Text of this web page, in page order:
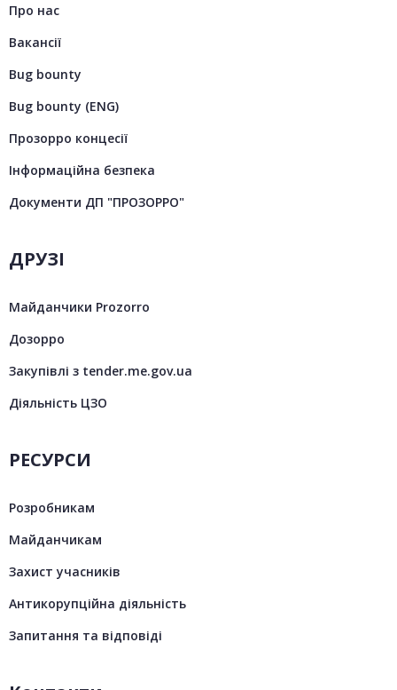
Про нас
Вакансії
Bug bounty
Bug bounty (ENG)
Прозорро концесії
Інформаційна безпека
Документи ДП "ПРОЗОРРО"
ДРУЗІ
Майданчики Prozorro
Дозорро
Закупівлі з tender.me.gov.ua
Діяльність ЦЗО
РЕСУРСИ
Розробникам
Майданчикам
Захист учасників
Антикорупційна діяльність
Запитання та відповіді